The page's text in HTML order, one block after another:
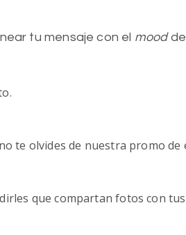
tu mensaje con el moodde
te olvides de nuestra promo de
que compartan fotos con